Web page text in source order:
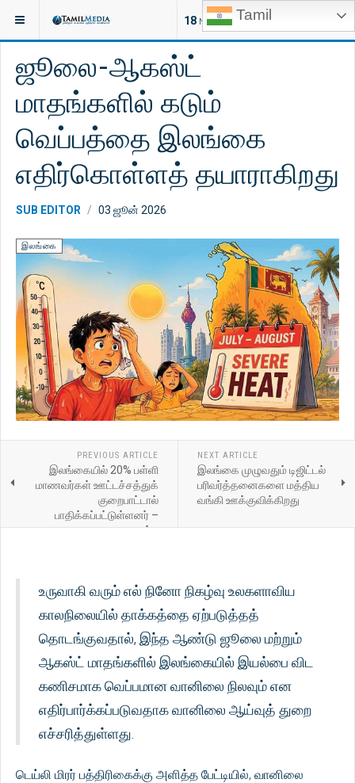
Tamil
18 NEW ARTICLES
இருக்குமிடம்: செய்திகள்
ஜூலை-ஆகஸ்ட்
மாதங்களில் கடும்
வெப்பத்தை இலங்கை
எதிர்கொள்ளத் தயாராகிறது
SUB EDITOR 03 ஜூன் 2026
இலங்கை
PREVIOUS ARTICLE
இலங்கையில் 20% பள்ளி
மாணவர்கள் ஊட்டச்சத்துக்
குறைபாட்டால்
பாதிக்கப்பட்டுள்ளனர் –
சுகாதார அமைச்சு
NEXT ARTICLE
இலங்கை முழுவதும் டிஜிட்டல்
பரிவர்த்தனைகளை மத்திய
வங்கி ஊக்குவிக்கிறது
உருவாகி வரும் எல் நினோ நிகழ்வு உலகளாவிய
காலநிலையில் தாக்கத்தை ஏற்படுத்தத்
தொடங்குவதால், இந்த ஆண்டு ஜூலை மற்றும்
ஆகஸ்ட் மாதங்களில் இலங்கையில் இயல்பை விட
கணிசமாக வெப்பமான வானிலை நிலவும் என
எதிர்பார்க்கப்படுவதாக வானிலை ஆய்வுத் துறை
எச்சரித்துள்ளது.
டெய்லி மிரர் பத்திரிகைக்கு அளித்த பேட்டியில், வானிலை